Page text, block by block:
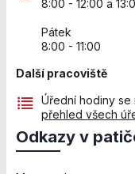
8:00 - 12:00 a
Pátek
8:00 - 11:00
Další pracoviště
Úřední hodiny se
přehled všech
Odkazy v